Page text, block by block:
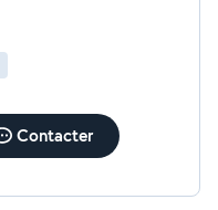
Contacter